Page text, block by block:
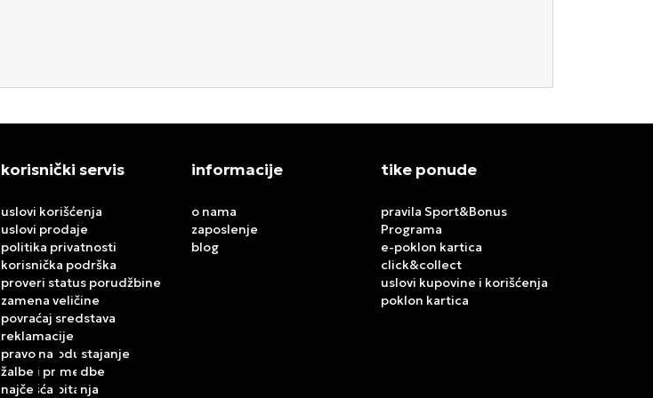
korisnički servis
uslovi korišćenja
uslovi prodaje
politika privatnosti
korisnička podrška
proveri status porudžbine
zamena veličine
povraćaj sredstava
reklamacije
pravo na odustajanje
žalbe i primedbe
najčešća pitanja
informacije
o nama
zaposlenje
blog
tike ponude
pravila Sport&Bonus
Programa
e-poklon kartica
click&collect
uslovi kupovine i korišćenja
poklon kartica